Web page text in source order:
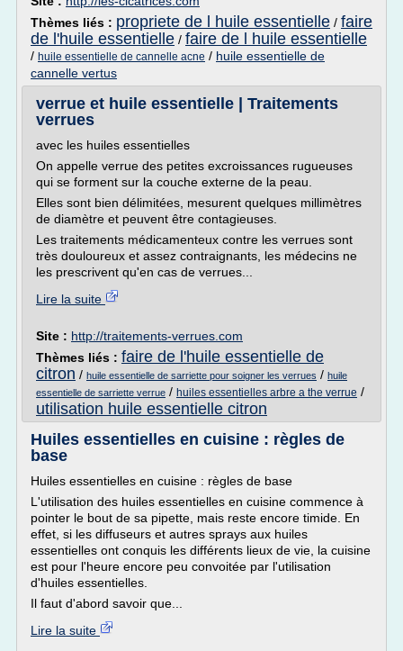
Thèmes liés : propriete de l huile essentielle / faire
de l'huile essentielle / faire de l huile essentielle
/ huile essentielle de cannelle acne / huile essentielle de
cannelle vertus
verrue et huile essentielle | Traitements
verrues
avec les huiles essentielles
On appelle verrue des petites excroissances rugueuses
qui se forment sur la couche externe de la peau.
Elles sont bien délimitées, mesurent quelques millimètres
de diamètre et peuvent être contagieuses.
Les traitements médicamenteux contre les verrues sont
très douloureux et assez contraignants, les médecins ne
les prescrivent qu'en cas de verrues...
Lire la suite
Site : http://traitements-verrues.com
Thèmes liés : faire de l'huile essentielle de
citron / huile essentielle de sarriette pour soigner les verrues / huile
essentielle de sarriette verrue / huiles essentielles arbre a the verrue /
utilisation huile essentielle citron
Huiles essentielles en cuisine : règles de
base
Huiles essentielles en cuisine : règles de base
L'utilisation des huiles essentielles en cuisine commence à
pointer le bout de sa pipette, mais reste encore timide. En
effet, si les diffuseurs et autres sprays aux huiles
essentielles ont conquis les différents lieux de vie, la cuisine
est pour l'heure encore peu convoitée par l'utilisation
d'huiles essentielles.
Il faut d'abord savoir que...
Lire la suite